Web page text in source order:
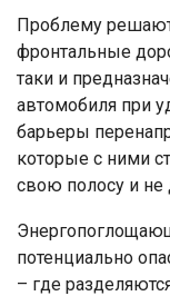
Проблему
фронтальные
таки и
автомобиля при
барьеры
которые с ними
свою полосу и не
потенциально
– где